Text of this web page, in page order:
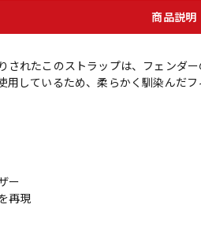
商品説明
されたこのストラップは、フェンダ
用しているため、柔らかく馴染んだ
ー
再現